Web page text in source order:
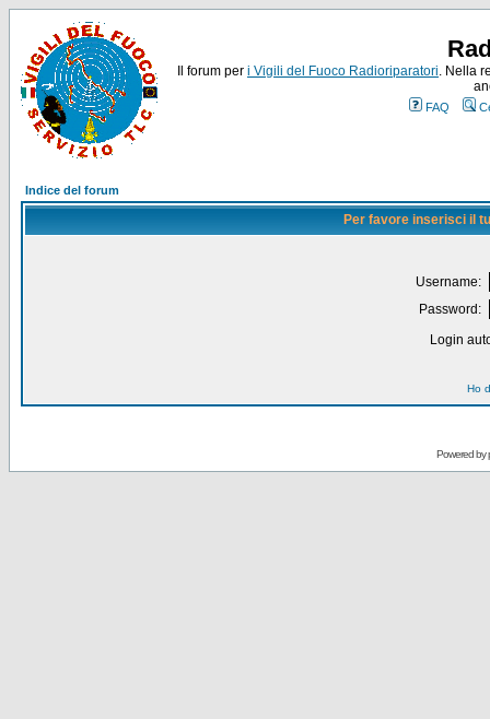
Il forum per i Vigili del Fuoco Radioriparatori. Nella
FAQ
Indice del forum
Per favore inserisci il
Username:
Password:
Login
Ho
Powered by